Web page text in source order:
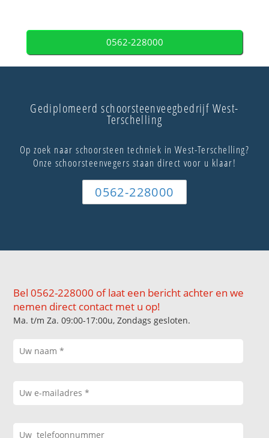
0562-228000
Gediplomeerd schoorsteenveegbedrijf West-
Terschelling
Op zoek naar schoorsteen techniek in West-Terschelling?
Onze schoorsteenvegers staan direct voor u klaar!
0562-228000
Bel 0562-228000 of laat een bericht achter en we
nemen direct contact met u op!
Ma. t/m Za. 09:00-17:00u, Zondags gesloten.